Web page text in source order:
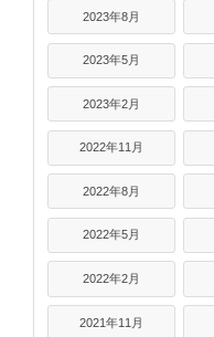
2023年8月
2023年5月
2023年2月
2022年11月
2022年8月
2022年5月
2022年2月
2021年11月